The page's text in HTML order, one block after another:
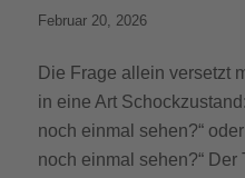
Februar 20, 2026
Die Frage allein versetzt
in eine Art
noch einmal sehen?“
noch einmal sehen?“ Der